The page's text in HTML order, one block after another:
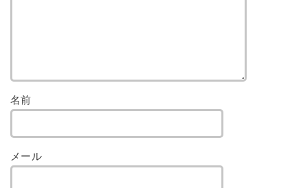
名前
メール